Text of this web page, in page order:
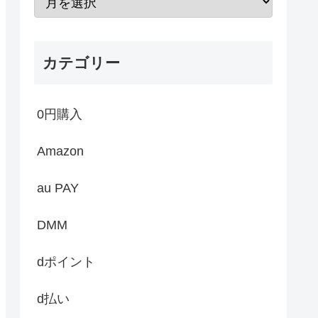
カテゴリー
0円購入
Amazon
au PAY
DMM
dポイント
d払い